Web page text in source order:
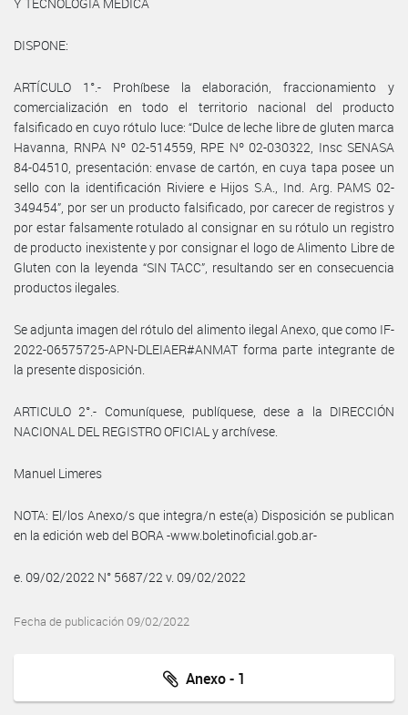
DISPONE:
ARTÍCULO 1°.- Prohíbese la elaboración, fraccionamiento y
comercialización en todo el territorio nacional del producto
falsificado en cuyo rótulo luce: “Dulce de leche libre de gluten marca
Havanna, RNPA Nº 02-514559, RPE Nº 02-030322, Insc SENASA
84-04510, presentación: envase de cartón, en cuya tapa posee un
sello con la identificación Riviere e Hijos S.A., Ind. Arg. PAMS 02-
349454”, por ser un producto falsificado, por carecer de registros y
por estar falsamente rotulado al consignar en su rótulo un registro
de producto inexistente y por consignar el logo de Alimento Libre de
Gluten con la leyenda “SIN TACC”, resultando ser en consecuencia
productos ilegales.
Se adjunta imagen del rótulo del alimento ilegal Anexo, que como IF-
2022-06575725-APN-DLEIAER#ANMAT forma parte integrante de
la presente disposición.
ARTICULO 2°.- Comuníquese, publíquese, dese a la DIRECCIÓN
NACIONAL DEL REGISTRO OFICIAL y archívese.
Manuel Limeres
NOTA: El/los Anexo/s que integra/n este(a) Disposición se publican
en la edición web del BORA -www.boletinoficial.gob.ar-
e. 09/02/2022 N° 5687/22 v. 09/02/2022
Fecha de publicación 09/02/2022
Anexo - 1